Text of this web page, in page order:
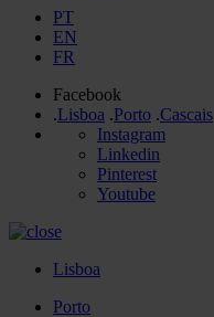
PT
EN
FR
Facebook
.Lisboa .Porto .Cascais
Instagram
Linkedin
Pinterest
Youtube
Lisboa
Porto